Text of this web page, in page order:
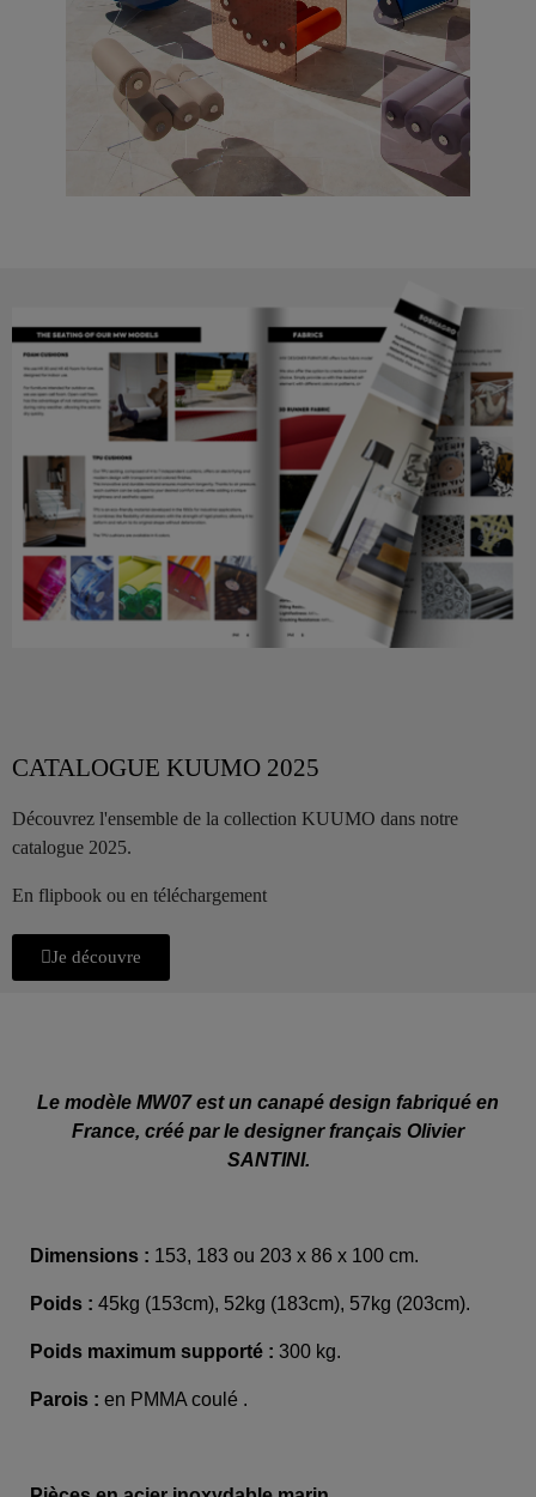
CATALOGUE KUUMO 2025
Découvrez l'ensemble de la collection KUUMO dans notre
catalogue 2025.
En flipbook ou en téléchargement
Je découvre
Le modèle MW07 est un canapé design fabriqué en
France, créé par le designer français Olivier
SANTINI.
Dimensions : 153, 183 ou 203 x 86 x 100 cm.
Poids : 45kg (153cm), 52kg (183cm), 57kg (203cm).
Poids maximum supporté : 300 kg.
Parois : en PMMA coulé .